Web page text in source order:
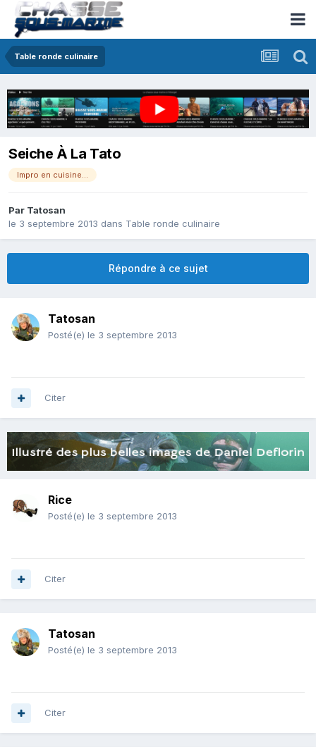
Table ronde culinaire
Seiche À La Tato
Impro en cuisine...
Par Tatosan
le 3 septembre 2013 dans Table ronde culinaire
Répondre à ce sujet
Tatosan
Posté(e) le 3 septembre 2013
Citer
Rice
Posté(e) le 3 septembre 2013
Citer
Tatosan
Posté(e) le 3 septembre 2013
Citer